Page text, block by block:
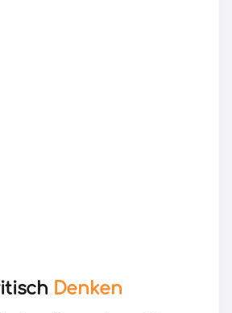
Denken